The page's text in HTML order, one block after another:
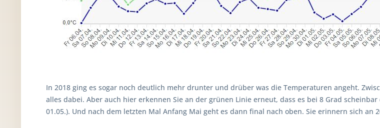
In 2018 ging es sogar noch deutlich mehr drunter und drüber was die Temperaturen angeht.
alles dabei. Aber auch hier erkennen Sie an der grünen Linie erneut, dass es bei 8 Grad
01.05.). Und nach dem letzten Mal Anfang Mai geht es dann final nach oben. Sie erinnern sich an